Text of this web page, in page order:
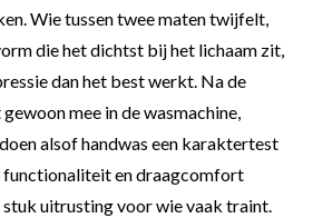
Wie tussen twee maten twijfelt,
die het dichtst bij het lichaam zit,
dan het best werkt. Na de
mee in de wasmachine,
alsof handwas een karaktertest
functionaliteit en draagcomfort
uitrusting voor wie vaak traint.